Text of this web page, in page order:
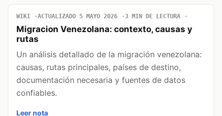
WIKI ACTUALIZADO 5 MAYO 2026 3 MIN DE LECTURA
Migracion Venezolana: contexto, causas y
rutas
Un análisis detallado de la migración venezolana:
causas, rutas principales, países de destino,
documentación necesaria y fuentes de datos
confiables.
Leer nota